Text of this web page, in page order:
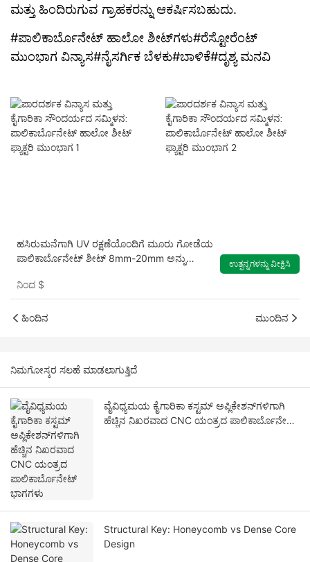
ಮತ್ತು ಹಿಂದಿರುಗುವ ಗ್ರಾಹಕರನ್ನು ಆಕರ್ಷಿಸಬಹುದು.
#ಪಾಲಿಕಾರ್ಬೊನೇಟ್ ಹಾಲೋ ಶೀಟ್‌ಗಳು#ರೆಸ್ಟೋರೆಂಟ್
ಮುಂಭಾಗ ವಿನ್ಯಾಸ#ನೈಸರ್ಗಿಕ ಬೆಳಕು#ಬಾಳಿಕೆ#ದೃಶ್ಯ ಮನವಿ
ಹಸಿರುಮನೆಗಾಗಿ UV ರಕ್ಷಣೆಯೊಂದಿಗೆ ಮೂರು ಗೋಡೆಯ
ಪಾಲಿಕಾರ್ಬೊನೇಟ್ ಶೀಟ್ 8mm-20mm ಅನ್ನು
ನಿಂದ $
ಉತ್ಪನ್ನಗಳನ್ನು ವೀಕ್ಷಿಸಿ
ಹಿಂದಿನ ಮುಂದಿನ
ನಿಮಗೋಸ್ಕರ ಸಲಹೆ ಮಾಡಲಾಗುತ್ತಿದೆ
ವೈವಿಧ್ಯಮಯ ಕೈಗಾರಿಕಾ ಕಸ್ಟಮ್ ಅಪ್ಲಿಕೇಶನ್‌ಗಳಿಗಾಗಿ
ಹೆಚ್ಚಿನ ನಿಖರವಾದ CNC ಯಂತ್ರದ ಪಾಲಿಕಾರ್ಬೊನೇಟ್
Structural Key: Honeycomb vs Dense Core
Design